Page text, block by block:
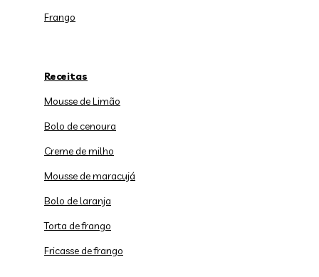
Frango
Receitas
Mousse de Limão
Bolo de cenoura
Creme de milho
Mousse de maracujá
Bolo de laranja
Torta de frango
Fricasse de frango